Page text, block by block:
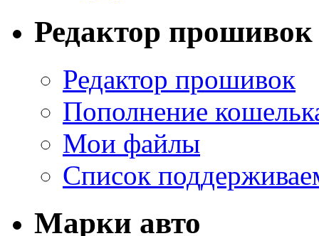
Редактор прошивок
Редактор прошивок
Пополнение
Мои файлы
Список
Марки авто